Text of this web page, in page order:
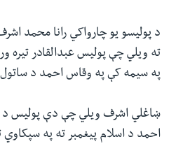
د پولیسو یو چارواکي رانا محمد
ته ویلي چې پولیس عبدالقادر تیره
په سیمه کې په وقاس احمد د
احمد د اسلام پیغمبر ته په